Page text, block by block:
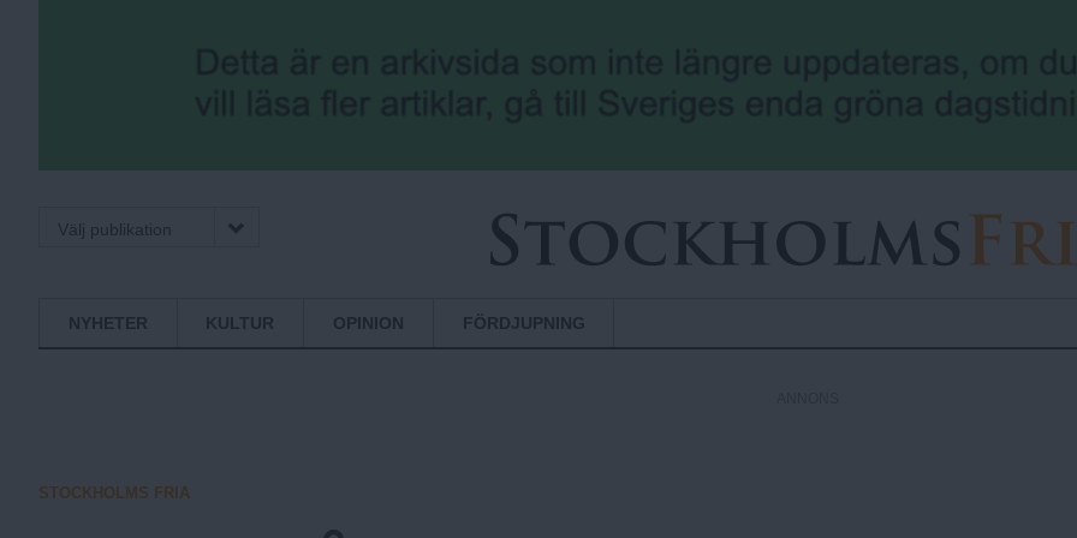
Välj publikation
S
o
NYHETER KULTUR OPINION FÖRDJUPNING
STOCKHOLMS FRIA